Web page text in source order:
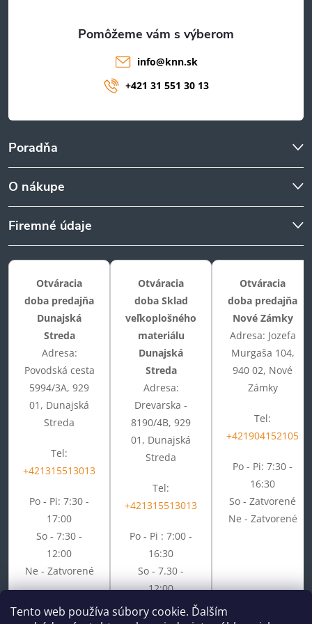
Tento web používa súbory cookie. Ďalším
Poradňa
O nákupe
Firemné údaje
info@knn.sk
+421 31 551 30 13
Otváracia
doba predajňa
Dunajská
Streda
Adresa:
Povodská cesta
5994/3A, 929
01, Dunajská
Streda
Tel:
+421315513013
Po - Pi: 7:30 -
17:00
So - 7:30 -
12:00
Ne - Zatvorené
Otváracia
doba Sklad
veľkoplošného
materiálu
Dunajská
Streda
Adresa:
Drevarska -
8190/4B, 929
01, Dunajská
Streda
Tel:
+421315513013
Po - Pi : 7:00 -
16:30
So - 7.30 -
12:00
Ne - Zatvorené
Otváracia
doba predajňa
Nové Zámky
Adresa: Jozefa
Murgaša 104,
940 02, Nové
Zámky
Tel:
+421904152105
Po - Pi: 7:30 -
16:30
So - Zatvorené
Ne - Zatvorené